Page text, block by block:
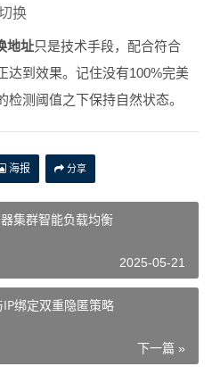
换
地址只是技术手段，配合符合
达到效果。记住没有100%完美
测阈值之下保持自然状态。
海报 分享
集群智能负载均衡
2025-05-21
绑定双重隐匿策略
下一篇 »